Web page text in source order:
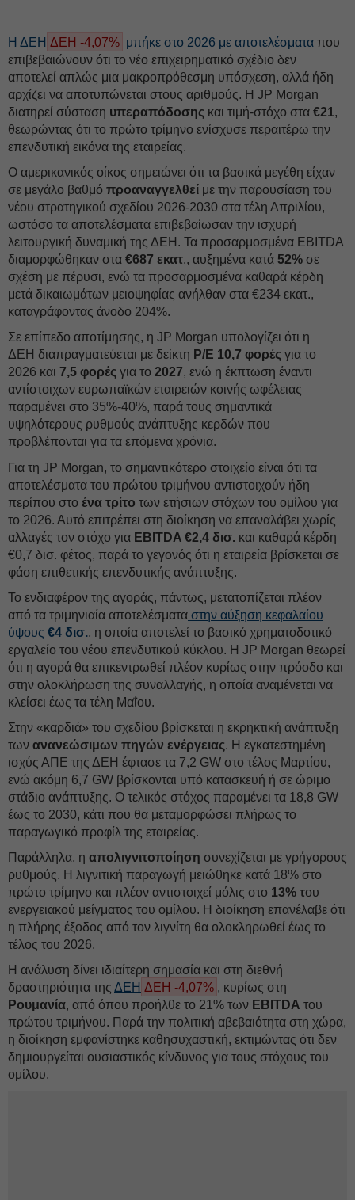
Η ΔΕΗ ΔΕΗ -4,07% μπήκε στο 2026 με αποτελέσματα που
επιβεβαιώνουν ότι το νέο επιχειρηματικό σχέδιο δεν
αποτελεί απλώς μια μακροπρόθεσμη υπόσχεση, αλλά ήδη
αρχίζει να αποτυπώνεται στους αριθμούς. Η JP Morgan
διατηρεί σύσταση υπεραπόδοσης και τιμή-στόχο στα €21,
θεωρώντας ότι το πρώτο τρίμηνο ενίσχυσε περαιτέρω την
επενδυτική εικόνα της εταιρείας.
Ο αμερικανικός οίκος σημειώνει ότι τα βασικά μεγέθη είχαν
σε μεγάλο βαθμό προαναγγελθεί με την παρουσίαση του
νέου στρατηγικού σχεδίου 2026-2030 στα τέλη Απριλίου,
ωστόσο τα αποτελέσματα επιβεβαίωσαν την ισχυρή
λειτουργική δυναμική της ΔΕH. Τα προσαρμοσμένα EBITDA
διαμορφώθηκαν στα €687 εκατ., αυξημένα κατά 52% σε
σχέση με πέρυσι, ενώ τα προσαρμοσμένα καθαρά κέρδη
μετά δικαιωμάτων μειοψηφίας ανήλθαν στα €234 εκατ.,
καταγράφοντας άνοδο 204%.
Σε επίπεδο αποτίμησης, η JP Morgan υπολογίζει ότι η
ΔΕH διαπραγματεύεται με δείκτη P/E 10,7 φορές για το
2026 και 7,5 φορές για το 2027, ενώ η έκπτωση έναντι
αντίστοιχων ευρωπαϊκών εταιρειών κοινής ωφέλειας
παραμένει στο 35%-40%, παρά τους σημαντικά
υψηλότερους ρυθμούς ανάπτυξης κερδών που
προβλέπονται για τα επόμενα χρόνια.
Για τη JP Morgan, το σημαντικότερο στοιχείο είναι ότι τα
αποτελέσματα του πρώτου τριμήνου αντιστοιχούν ήδη
περίπου στο ένα τρίτο των ετήσιων στόχων του ομίλου για
το 2026. Αυτό επιτρέπει στη διοίκηση να επαναλάβει χωρίς
αλλαγές τον στόχο για EBITDA €2,4 δισ. και καθαρά κέρδη
€0,7 δισ. φέτος, παρά το γεγονός ότι η εταιρεία βρίσκεται σε
φάση επιθετικής επενδυτικής ανάπτυξης.
Το ενδιαφέρον της αγοράς, πάντως, μετατοπίζεται πλέον
από τα τριμηνιαία αποτελέσματα στην αύξηση κεφαλαίου
ύψους €4 δισ., η οποία αποτελεί το βασικό χρηματοδοτικό
εργαλείο του νέου επενδυτικού κύκλου. Η JP Morgan θεωρεί
ότι η αγορά θα επικεντρωθεί πλέον κυρίως στην πρόοδο και
στην ολοκλήρωση της συναλλαγής, η οποία αναμένεται να
κλείσει έως τα τέλη Μαΐου.
Στην «καρδιά» του σχεδίου βρίσκεται η εκρηκτική ανάπτυξη
των ανανεώσιμων πηγών ενέργειας. Η εγκατεστημένη
ισχύς ΑΠΕ της ΔΕH έφτασε τα 7,2 GW στο τέλος Μαρτίου,
ενώ ακόμη 6,7 GW βρίσκονται υπό κατασκευή ή σε ώριμο
στάδιο ανάπτυξης. Ο τελικός στόχος παραμένει τα 18,8 GW
έως το 2030, κάτι που θα μεταμορφώσει πλήρως το
παραγωγικό προφίλ της εταιρείας.
Παράλληλα, η απολιγνιτοποίηση συνεχίζεται με γρήγορους
ρυθμούς. Η λιγνιτική παραγωγή μειώθηκε κατά 18% στο
πρώτο τρίμηνο και πλέον αντιστοιχεί μόλις στο 13% του
ενεργειακού μείγματος του ομίλου. Η διοίκηση επανέλαβε ότι
η πλήρης έξοδος από τον λιγνίτη θα ολοκληρωθεί έως το
τέλος του 2026.
Η ανάλυση δίνει ιδιαίτερη σημασία και στη διεθνή
δραστηριότητα της ΔΕΗ ΔΕΗ -4,07% , κυρίως στη
Ρουμανία, από όπου προήλθε το 21% των EBITDA του
πρώτου τριμήνου. Παρά την πολιτική αβεβαιότητα στη χώρα,
η διοίκηση εμφανίστηκε καθησυχαστική, εκτιμώντας ότι δεν
δημιουργείται ουσιαστικός κίνδυνος για τους στόχους του
ομίλου.